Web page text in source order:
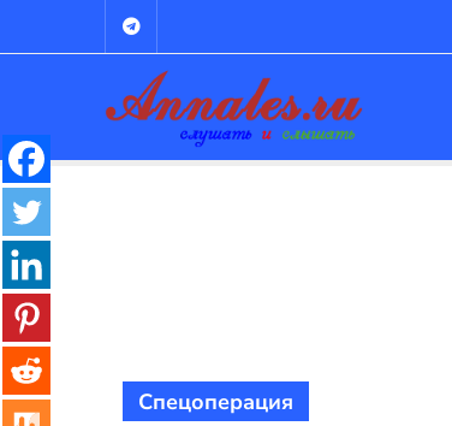
к
содержимому
Спецоперация